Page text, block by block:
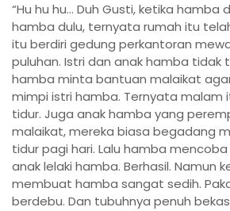
“Hu hu hu… Duh Gusti, ketika hamba
hamba dulu, ternyata rumah itu
itu berdiri gedung perkantoran
puluhan. Istri dan anak hamba tidak
hamba minta bantuan malaikat
mimpi istri hamba. Ternyata malam
tidur. Juga anak hamba yang
malaikat, mereka biasa begadang
tidur pagi hari. Lalu hamba
anak lelaki hamba. Berhasil. Namun
membuat hamba sangat sedih.
berdebu. Dan tubuhnya penuh bekas